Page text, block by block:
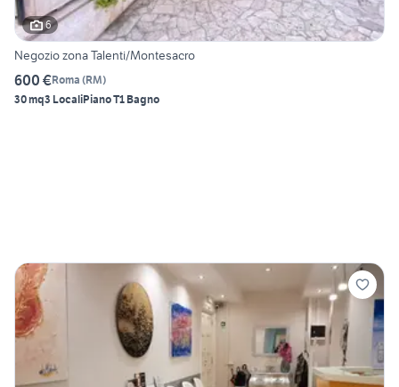
6
Negozio zona Talenti/Montesacro
600 €Roma (RM)
30 mq3 LocaliPiano T1 Bagno